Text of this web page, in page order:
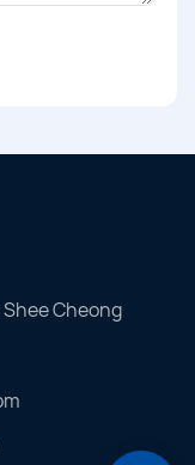
Cheong